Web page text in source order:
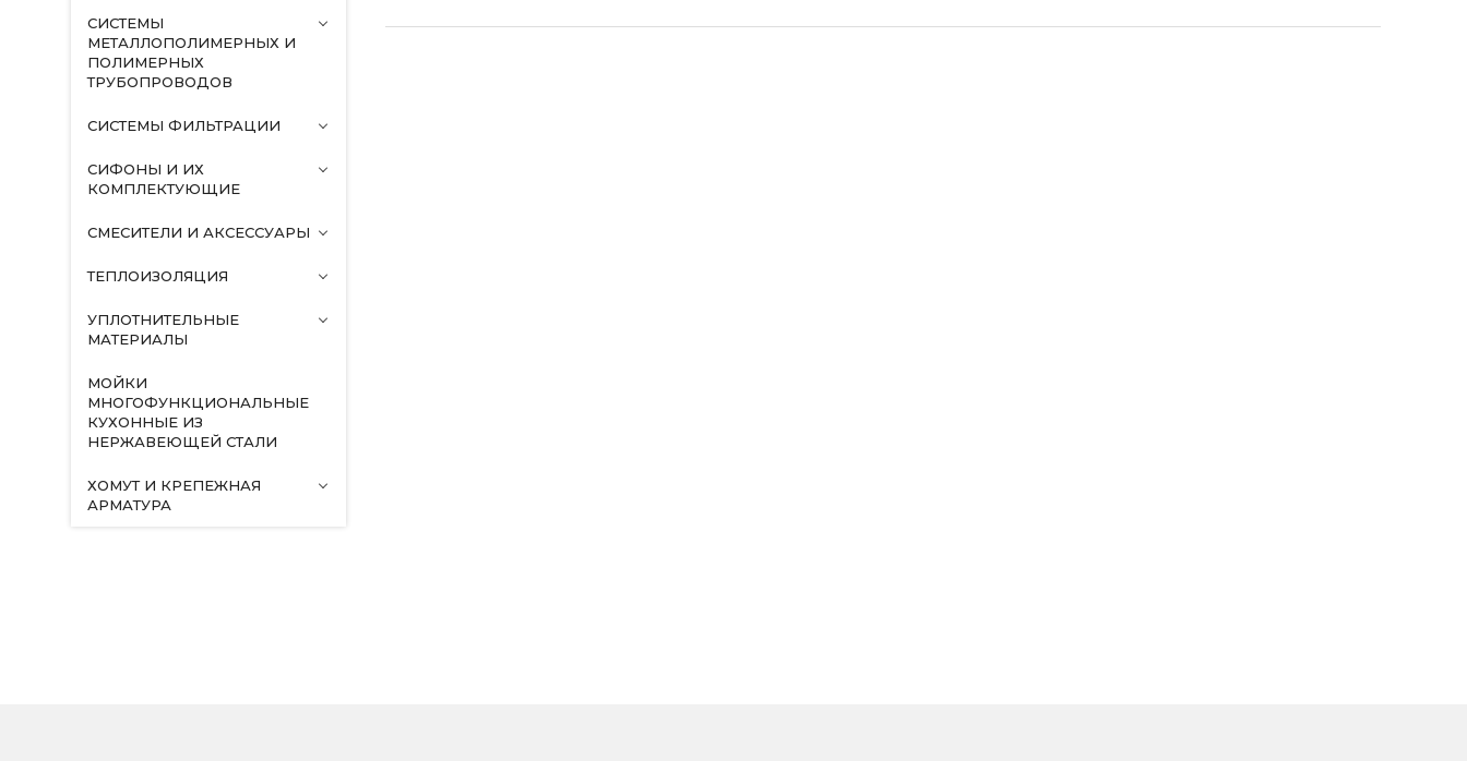
СИСТЕМЫ
МЕТАЛЛОПОЛИМЕРНЫХ И
ПОЛИМЕРНЫХ
ТРУБОПРОВОДОВ
СИСТЕМЫ ФИЛЬТРАЦИИ
СИФОНЫ И ИХ
КОМПЛЕКТУЮЩИЕ
СМЕСИТЕЛИ И АКСЕССУАРЫ
ТЕПЛОИЗОЛЯЦИЯ
УПЛОТНИТЕЛЬНЫЕ
МАТЕРИАЛЫ
МОЙКИ
МНОГОФУНКЦИОНАЛЬНЫЕ
КУХОННЫЕ ИЗ
НЕРЖАВЕЮЩЕЙ СТАЛИ
ХОМУТ И КРЕПЕЖНАЯ
АРМАТУРА